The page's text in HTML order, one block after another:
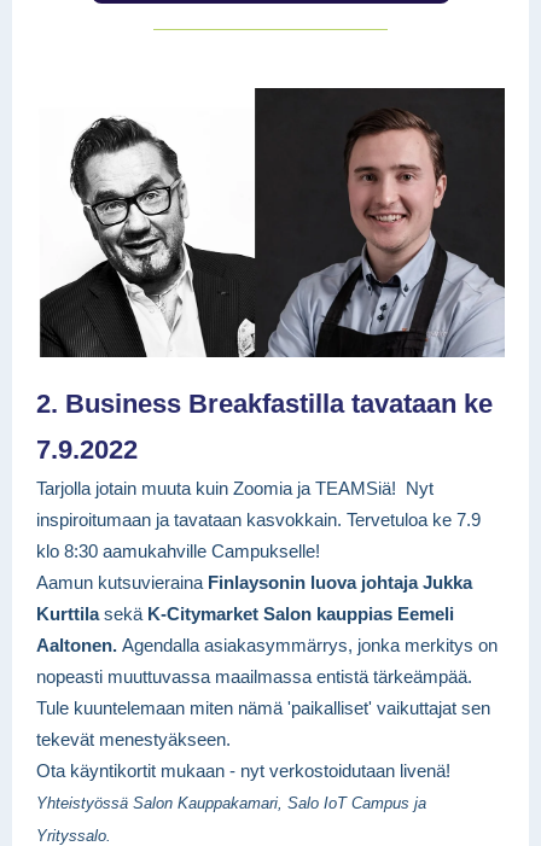
2. Business Breakfastilla tavataan ke
7.9.2022
Tarjolla jotain muuta kuin Zoomia ja TEAMSiä! Nyt
inspiroitumaan ja tavataan kasvokkain. Tervetuloa ke 7.9
klo 8:30 aamukahville Campukselle!
Aamun kutsuvieraina Finlaysonin luova johtaja Jukka
Kurttilasekä K-Citymarket Salon kauppias Eemeli
Aaltonen. Agendalla asiakasymmärrys, jonka merkitys on
nopeasti muuttuvassa maailmassa entistä tärkeämpää.
Tule kuuntelemaan miten nämä 'paikalliset' vaikuttajat sen
tekevät menestyäkseen.
Ota käyntikortit mukaan - nyt verkostoidutaan livenä!
Yhteistyössä Salon Kauppakamari, Salo IoT Campus ja
Yrityssalo.